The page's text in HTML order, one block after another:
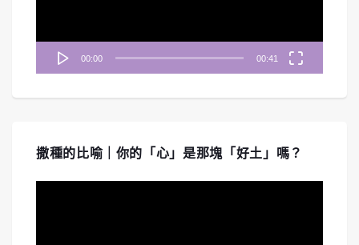
00:00 00:41
撒種的比喻｜你的「心」是那塊「好土」嗎？